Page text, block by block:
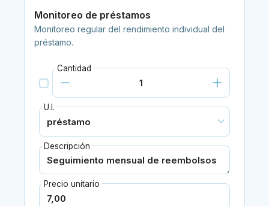
Monitoreo de préstamos
Monitoreo regular del rendimiento individual del
préstamo.
Cantidad
U.I.
Descripción
Precio unitario